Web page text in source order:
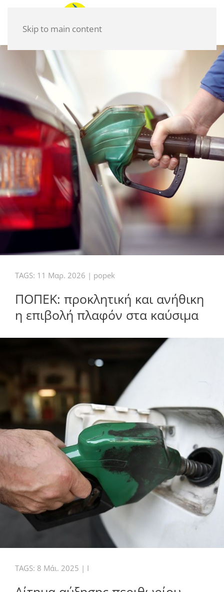
Skip to main content
TAGS: 11 Μαρ. 2026 | popek
ΠΟΠΕΚ: προκλητική και ανήθικη
η επιβολή πλαφόν στα καύσιμα
TAGS: 8 Μάι. 2025 | I